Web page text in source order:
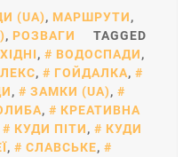
(UA), МАРШРУТИ,
, РОЗВАГИ
TAGGED
, ВОДОСПАДИ,
, ГОЙДАЛКА,
, ЗАМКИ (UA),
,
КРЕАТИВНА
КУДИ ПІТИ,
КУДИ
, СЛАВСЬКЕ,